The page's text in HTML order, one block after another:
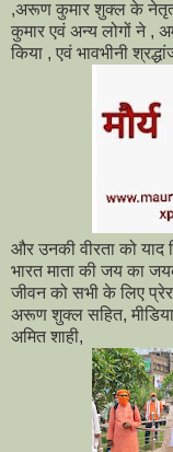
,अरूण कुमार शुक्ल के
कुमार एवं अन्य लोगों ने ,
किया , एवं भावभीनी
और उनकी वीरता को याद
भारत माता की जय का
जीवन को सभी के लिए
अरूण शुक्ल सहित, मीडिया
अमित शाही,